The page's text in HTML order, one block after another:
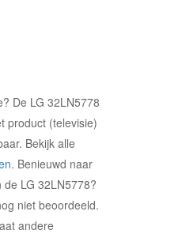
De LG 32LN5778
product (televisie)
Bekijk alle
. Benieuwd naar
LG 32LN5778?
niet beoordeeld.
andere